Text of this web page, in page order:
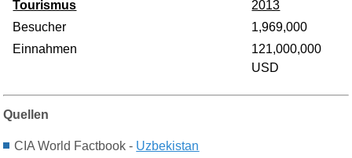
Tourismus
2013
Besucher
1,969,000
Einnahmen
121,000,000
USD
Quellen
CIA World Factbook - Uzbekistan